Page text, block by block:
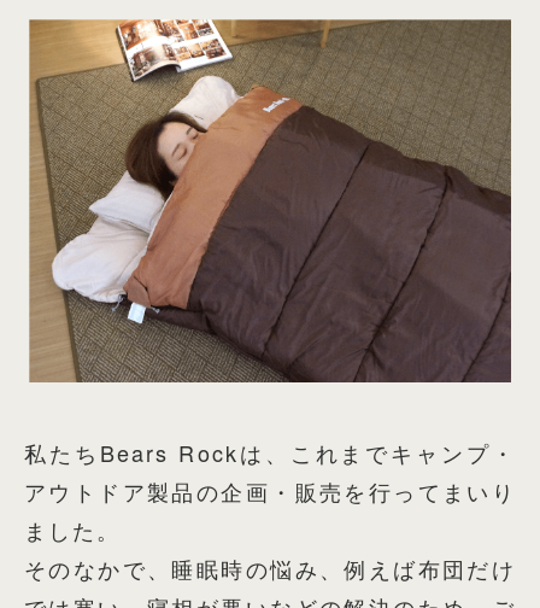
私たちBears Rockは、これまでキャンプ・
アウトドア製品の企画・販売を行ってまいり
ました。
そのなかで、睡眠時の悩み、例えば布団だけ